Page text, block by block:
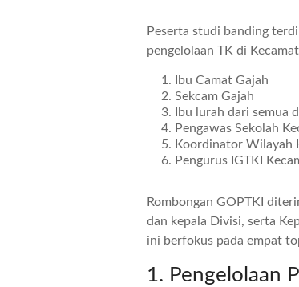
Peserta studi banding
pengelolaan TK di
Ibu Camat Gajah
Sekcam Gajah
Ibu lurah dari semua
Pengawas Sekolah
Koordinator Wilayah
Pengurus IGTKI
Rombongan GOPTKI
dan kepala Divisi, serta
ini berfokus pada empat
1. Pengelolaan